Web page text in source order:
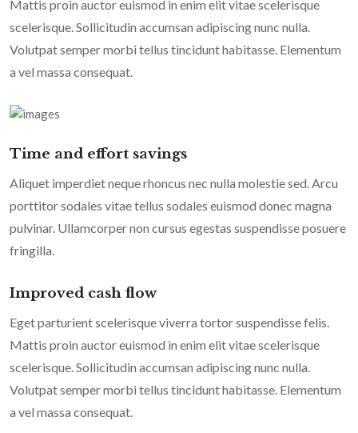
Mattis proin auctor euismod in enim elit vitae scelerisque
scelerisque. Sollicitudin accumsan adipiscing nunc nulla.
Volutpat semper morbi tellus tincidunt habitasse. Elementum
a vel massa consequat.
Time and effort savings
Aliquet imperdiet neque rhoncus nec nulla molestie sed. Arcu
porttitor sodales vitae tellus sodales euismod donec magna
pulvinar. Ullamcorper non cursus egestas suspendisse posuere
fringilla.
Improved cash flow
Eget parturient scelerisque viverra tortor suspendisse felis.
Mattis proin auctor euismod in enim elit vitae scelerisque
scelerisque. Sollicitudin accumsan adipiscing nunc nulla.
Volutpat semper morbi tellus tincidunt habitasse. Elementum
a vel massa consequat.